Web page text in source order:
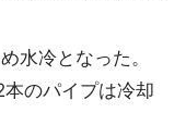
水冷となった。
のパイプは冷却